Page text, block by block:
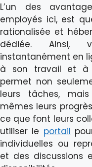
L’un des
employés ici, est
rationalisée et
dédiée. Ainsi,
instantanément en
à son travail et à
permet non
leurs tâches,
mêmes leurs
ce que font leurs
utiliser le portail
individuelles ou
et des discussions